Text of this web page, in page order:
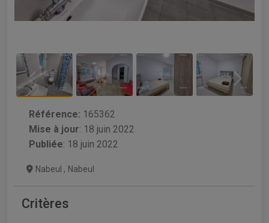
Référence: 165362
Mise à jour: 18 juin 2022
Publiée: 18 juin 2022
Nabeul , Nabeul
Critères